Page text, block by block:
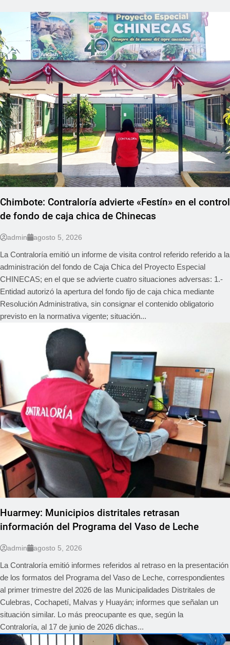
REGIONAL
Chimbote: Contraloría advierte «Festín» en el control
de fondo de caja chica de Chinecas
admin agosto 5, 2026
La Contraloría emitió un informe de visita control referido referido a la
administración del fondo de Caja Chica del Proyecto Especial
CHINECAS; en el que se advierte cuatro situaciones adversas: 1.-
Entidad autorizó la apertura del fondo fijo de caja chica mediante
Resolución Administrativa, sin consignar el contenido obligatorio
previsto en la normativa vigente; situación...
Huarmey: Municipios distritales retrasan
información del Programa del Vaso de Leche
admin agosto 5, 2026
La Contraloría emitió informes referidos al retraso en la presentación
de los formatos del Programa del Vaso de Leche, correspondientes
al primer trimestre del 2026 de las Municipalidades Distritales de
Culebras, Cochapetí, Malvas y Huayán; informes que señalan un
situación similar. Lo más preocupante es que, según la
Contraloría, al 17 de junio de 2026 dichas...
NACIONAL